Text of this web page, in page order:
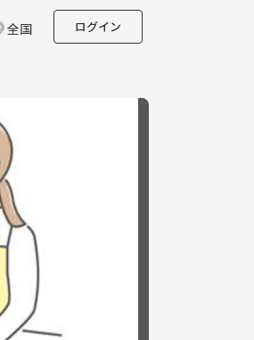
全国 ログイン